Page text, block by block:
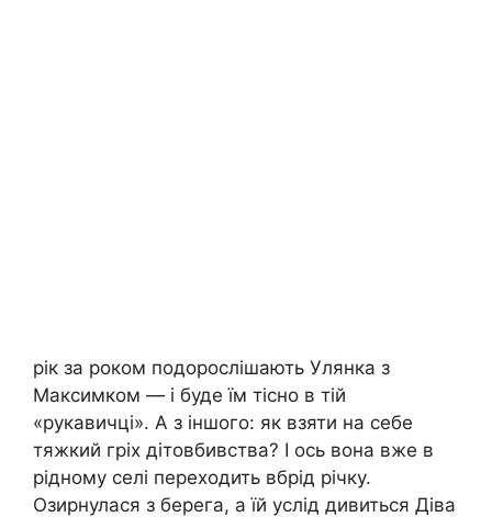
рік за роком подорослішають Улянка з
Максимком — і буде їм тісно в тій
«рукавичці». А з іншого: як взяти на себе
тяжкий гpix дітовбивства? І ось вона вже в
рідному селі переходить вбрід річку.
Озирнулася з берега, а їй услід дивиться Діва